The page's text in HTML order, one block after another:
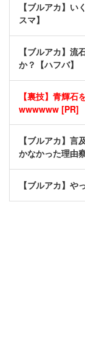
【ブルアカ】
スマ】
【ブルアカ】流
か？【ハフバ】
【裏技】青輝石
wwwwww [PR]
【ブルアカ】
かなかった理由
【ブルアカ】や